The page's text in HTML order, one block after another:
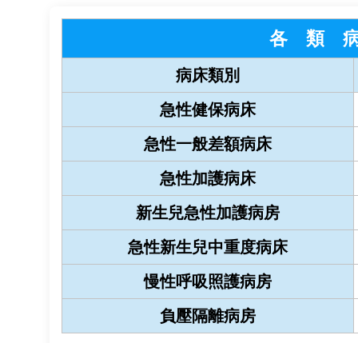
各 類
病床類別
急性健保病床
急性一般差額病床
急性加護病床
新生兒急性加護病房
急性新生兒中重度病床
慢性呼吸照護病房
負壓隔離病房